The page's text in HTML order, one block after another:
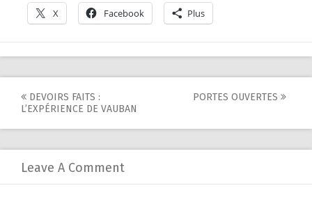
X Facebook Plus
Post
DEVOIRS FAITS :
L’EXPÉRIENCE DE VAUBAN
PORTES OUVERTES
Leave A Comment